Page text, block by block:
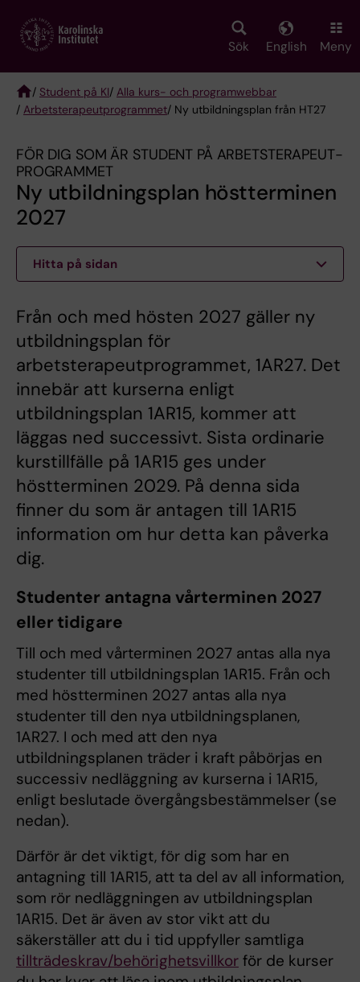
main
Sök English Meny
Breadcrumb
/ Student på KI/ Alla kurs- och programwebbar
/ Arbetsterapeut­programmet/ Ny utbildningsplan från HT27
FÖR DIG SOM ÄR STUDENT PÅ ARBETSTERAPEUT­
PROGRAMMET
Ny utbildningsplan höstterminen
2027
Hitta på sidan
Från och med hösten 2027 gäller ny
utbildningsplan för
arbetsterapeutprogrammet, 1AR27. Det
innebär att kurserna enligt
utbildningsplan 1AR15, kommer att
läggas ned successivt. Sista ordinarie
kurstillfälle på 1AR15 ges under
höstterminen 2029. På denna sida
finner du som är antagen till 1AR15
information om hur detta kan påverka
dig.
Studenter antagna vårterminen 2027
eller tidigare
Till och med vårterminen 2027 antas alla nya
studenter till utbildningsplan 1AR15. Från och
med höstterminen 2027 antas alla nya
studenter till den nya utbildningsplanen,
1AR27. I och med att den nya
utbildningsplanen träder i kraft påbörjas en
successiv nedläggning av kurserna i 1AR15,
enligt beslutade övergångsbestämmelser (se
nedan).
Därför är det viktigt, för dig som har en
antagning till 1AR15, att ta del av all information,
som rör nedläggningen av utbildningsplan
1AR15. Det är även av stor vikt att du
säkerställer att du i tid uppfyller samtliga
tillträdeskrav/behörighetsvillkor för de kurser